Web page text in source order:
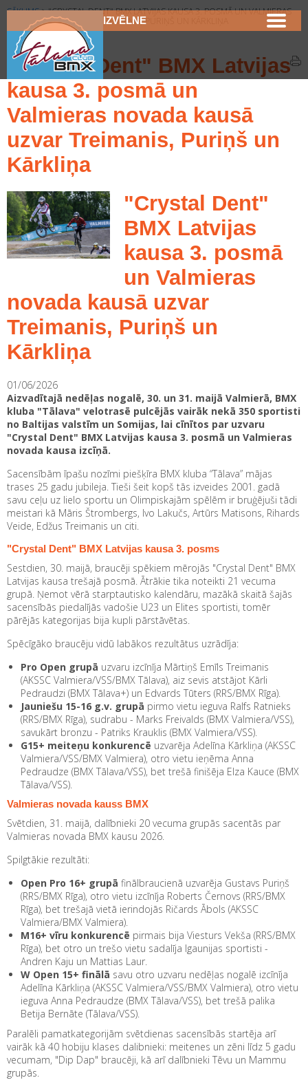
IZVĒLNE
SĀKUMS>"CRYSTAL DENT" BMX LATVIJAS KAUSA 3. POSMĀ UN VALMIERAS
NOVADA KAUSĀ UZVAR TREIMANIS, PURIŅŠ UN KĀRKLIŅA
"Crystal Dent" BMX Latvijas
kausa 3. posmā un
Valmieras novada kausā
uzvar Treimanis, Puriņš un
Kārkliņa
"Crystal Dent"
BMX Latvijas
kausa 3. posmā
un Valmieras
novada kausā uzvar
Treimanis, Puriņš un
Kārkliņa
01/06/2026
Aizvadītajā nedēļas nogalē, 30. un 31. maijā Valmierā, BMX
kluba "Tālava" velotrasē pulcējās vairāk nekā 350 sportisti
no Baltijas valstīm un Somijas, lai cīnītos par uzvaru
"Crystal Dent" BMX Latvijas kausa 3. posmā un Valmieras
novada kausa izcīņā.
Sacensībām īpašu nozīmi piešķīra BMX kluba “Tālava” mājas
trases 25 gadu jubileja. Tieši šeit kopš tās izveides 2001. gadā
savu ceļu uz lielo sportu un Olimpiskajām spēlēm ir bruģējuši tādi
meistari kā Māris Štrombergs, Ivo Lakučs, Artūrs Matisons, Rihards
Veide, Edžus Treimanis un citi.
"Crystal Dent" BMX Latvijas kausa 3. posms
Sestdien, 30. maijā, braucēji spēkiem mērojās "Crystal Dent" BMX
Latvijas kausa trešajā posmā. Ātrākie tika noteikti 21 vecuma
grupā. Ņemot vērā starptautisko kalendāru, mazākā skaitā šajās
sacensībās piedalījās vadošie U23 un Elites sportisti, tomēr
pārējās kategorijas bija kupli pārstāvētas.
Spēcīgāko braucēju vidū labākos rezultātus uzrādīja:
Pro Open grupā uzvaru izcīnīja Mārtiņš Emīls Treimanis
(AKSSC Valmiera/VSS/BMX Tālava), aiz sevis atstājot Kārli
Pedraudzi (BMX Tālava+) un Edvards Tūters (RRS/BMX Rīga).
Jauniešu 15-16 g.v. grupā pirmo vietu ieguva Ralfs Ratnieks
(RRS/BMX Rīga), sudrabu - Marks Freivalds (BMX Valmiera/VSS),
savukārt bronzu - Patriks Krauklis (BMX Valmiera/VSS).
G15+ meiteņu konkurencē uzvarēja Adelīna Kārkliņa (AKSSC
Valmiera/VSS/BMX Valmiera), otro vietu ieņēma Anna
Pedraudze (BMX Tālava/VSS), bet trešā finišēja Elza Kauce (BMX
Tālava/VSS).
Valmieras novada kauss BMX
Svētdien, 31. maijā, dalībnieki 20 vecuma grupās sacentās par
Valmieras novada BMX kausu 2026.
Spilgtākie rezultāti:
Open Pro 16+ grupā finālbraucienā uzvarēja Gustavs Puriņš
(RRS/BMX Rīga), otro vietu izcīnīja Roberts Černovs (RRS/BMX
Rīga), bet trešajā vietā ierindojās Ričards Ābols (AKSSC
Valmiera/BMX Valmiera).
M16+ vīru konkurencē pirmais bija Viesturs Vekša (RRS/BMX
Rīga), bet otro un trešo vietu sadalīja Igaunijas sportisti -
Andren Kaju un Mattias Laur.
W Open 15+ finālā savu otro uzvaru nedēļas nogalē izcīnīja
Adelīna Kārkliņa (AKSSC Valmiera/VSS/BMX Valmiera), otro vietu
ieguva Anna Pedraudze (BMX Tālava/VSS), bet trešā palika
Betija Bernāte (Tālava/VSS).
Paralēli pamatkategorijām svētdienas sacensībās startēja arī
vairāk kā 40 hobiju klases dalibnieki: meitenes un zēni līdz 5 gadu
vecumam, "Dip Dap" braucēji, kā arī dalībnieki Tēvu un Mammu
grupās.